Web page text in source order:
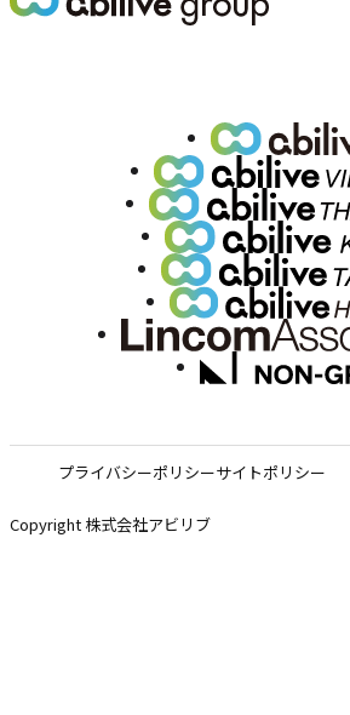
プライバシーポリシーサイトポリシー
Copyright 株式会社アビリブ